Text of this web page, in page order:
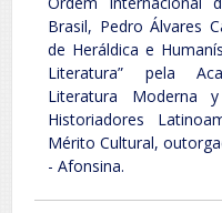
Brasil, Pedro Álvares
de Heráldica e
Literatura” pela
Literatura Moderna
Historiadores
Mérito Cultural,
- Afonsina.